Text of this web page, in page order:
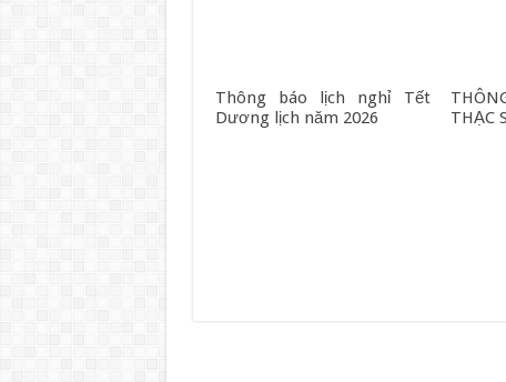
Thông báo lịch nghỉ Tết
Dương lịch năm 2026
THẠC